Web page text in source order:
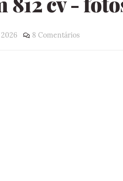
8 Comentários